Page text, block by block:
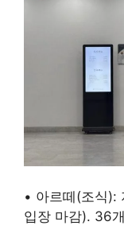
• 아르떼(조식
입장 마감). 36